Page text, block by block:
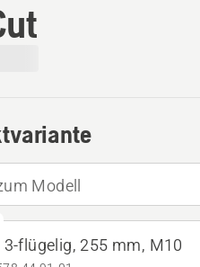
Modell
flügelig, 255 mm, M10